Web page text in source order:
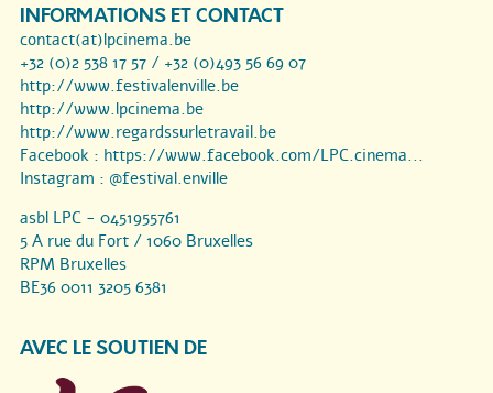
INFORMATIONS ET CONTACT
contact(at)lpcinema.be
+32 (0)2 538 17 57 / +32 (0)493 56 69 07
http://www.festivalenville.be
http://www.lpcinema.be
http://www.regardssurletravail.be
Facebook : https://www.facebook.com/LPC.cinema...
Instagram : @festival.enville
asbl LPC - 0451955761
5 A rue du Fort / 1060 Bruxelles
RPM Bruxelles
BE36 0011 3205 6381
AVEC LE SOUTIEN DE